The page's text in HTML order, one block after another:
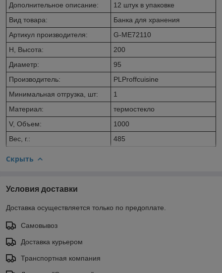
Дополнительное описание:
12 штук в упаковке
Вид товара:
Банка для хранения
Артикул производителя:
G-ME72110
H, Высота:
200
Диаметр:
95
Производитель:
PLProffcuisine
Минимальная отгрузка, шт:
1
Материал:
термостекло
V, Объем:
1000
Вес, г.:
485
Скрыть
Условия доставки
Доставка осуществляется только по предоплате.
Самовывоз
Доставка курьером
Транспортная компания